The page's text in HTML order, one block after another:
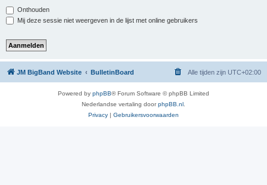
Onthouden
Mij deze sessie niet weergeven in de lijst met online gebruikers
JM BigBand Website BulletinBoard Alle tijden zijn UTC+02:00
Powered by phpBB® Forum Software © phpBB Limited
Nederlandse vertaling doorphpBB.nl.
Privacy | Gebruikersvoorwaarden